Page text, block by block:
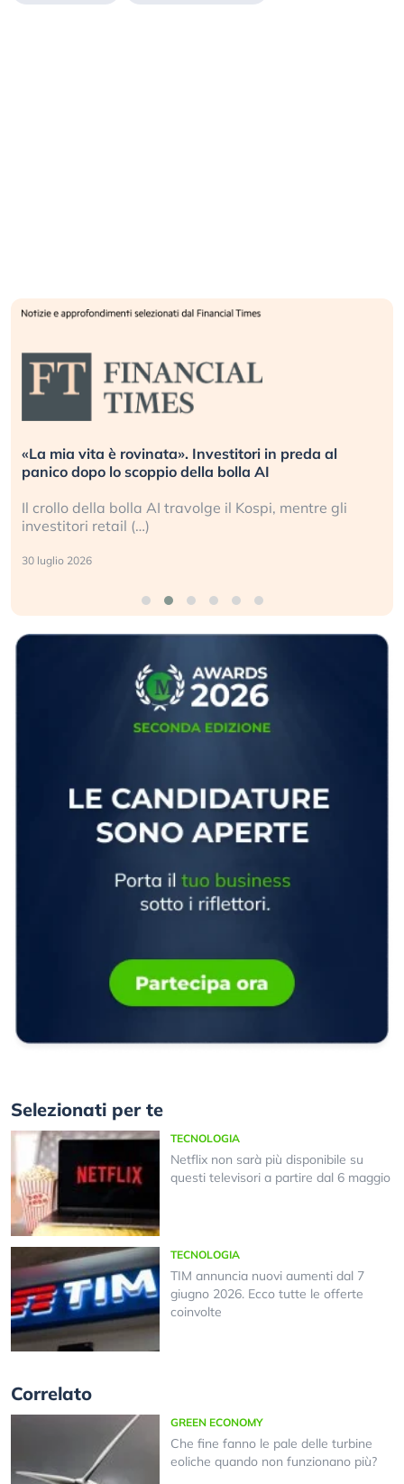
«La mia vita è rovinata». Investitori in preda al
panico dopo lo scoppio della bolla AI
Il crollo della bolla AI travolge il Kospi, mentre gli
investitori retail (…)
30 luglio 2026
Selezionati per te
TECNOLOGIA
Netflix non sarà più disponibile su
questi televisori a partire dal 6 maggio
TECNOLOGIA
TIM annuncia nuovi aumenti dal 7
giugno 2026. Ecco tutte le offerte
coinvolte
Correlato
GREEN ECONOMY
Che fine fanno le pale delle turbine
eoliche quando non funzionano più?